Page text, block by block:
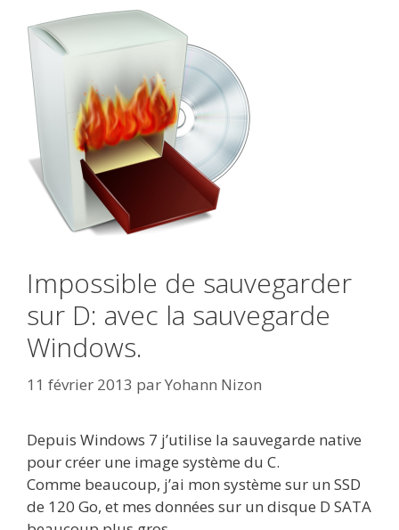
Impossible de sauvegarder
sur D: avec la sauvegarde
Windows.
11 février 2013 parYohann Nizon
Depuis Windows 7 j’utilise la sauvegarde native
pour créer une image système du C.
Comme beaucoup, j’ai mon système sur un SSD
de 120 Go, et mes données sur un disque D SATA